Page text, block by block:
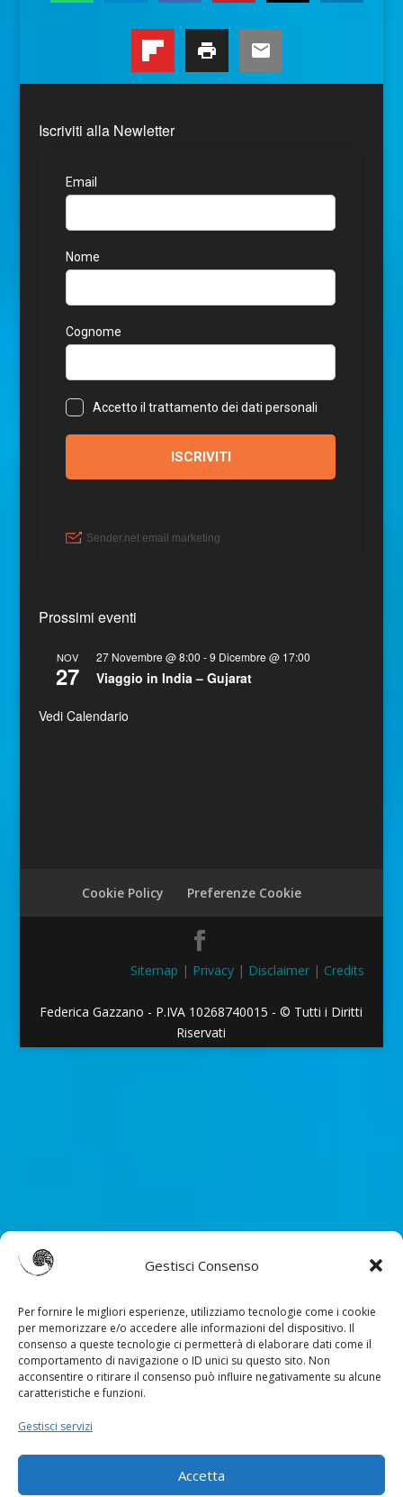
Gestisci Consenso
Per fornire le migliori esperienze, utilizziamo tecnologie come i cookie
per memorizzare e/o accedere alle informazioni del dispositivo. Il
consenso a queste tecnologie ci permetterà di elaborare dati come il
comportamento di navigazione o ID unici su questo sito. Non
acconsentire o ritirare il consenso può influire negativamente su alcune
caratteristiche e funzioni.
Gestisci servizi
Accetta
Iscriviti alla Newletter
Prossimi eventi
NOV
27
27 Novembre @ 8:00 -9 Dicembre @ 17:00
Viaggio in India – Gujarat
Vedi Calendario
Cookie Policy Preferenze Cookie
Sitemap | Privacy | Disclaimer | Credits
Federica Gazzano - P.IVA 10268740015 - © Tutti i Diritti
Riservati